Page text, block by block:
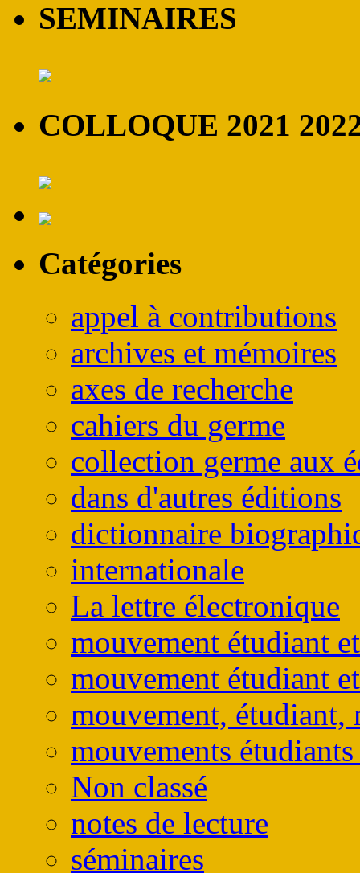
SEMINAIRES
COLLOQUE 2021
Catégories
appel à contributions
archives et mémoires
axes de recherche
cahiers du germe
collection germe aux
dans d'autres éditions
dictionnaire
internationale
La lettre électronique
mouvement étudiant
mouvement étudiant
mouvement, étudiant,
mouvements
Non classé
notes de lecture
séminaires